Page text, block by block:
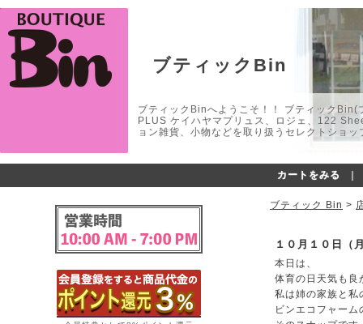
ブティックBin
ブティックBinへようこそ！！ ブティック
PLUS ケイハヤマプリュス、ロジェ、122
ョン雑貨、小物などを取り扱うセレクトショ
カートをみる
ブティック Bin >
１０月１０日（
本日は、
体育の日天気も良
私は姉の家族と私
ビンエコフャー